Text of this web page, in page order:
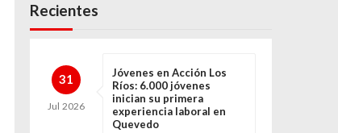
Recientes
31
Jul 2026
Jóvenes en Acción Los
Ríos: 6.000 jóvenes
inician su primera
experiencia laboral en
Quevedo